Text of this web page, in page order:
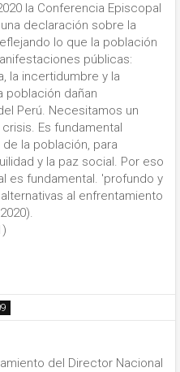
la Conferencia Episcopal
declaración sobre la
lo que la población
públicas:
la incertidumbre y la
población dañan
Perú. Necesitamos un
Es fundamental
la población, para
y la paz social. Por eso
es fundamental. 'profundo y
al enfrentamiento
del Director Nacional